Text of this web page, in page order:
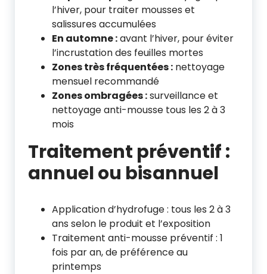
l’hiver, pour traiter mousses et
salissures accumulées
En automne :avant l’hiver, pour éviter
l’incrustation des feuilles mortes
Zones très fréquentées : nettoyage
mensuel recommandé
Zones ombragées :surveillance et
nettoyage anti-mousse tous les 2 à 3
mois
Traitement préventif :
annuel ou bisannuel
Application d’hydrofuge : tous les 2 à 3
ans selon le produit et l’exposition
Traitement anti-mousse préventif : 1
fois par an, de préférence au
printemps